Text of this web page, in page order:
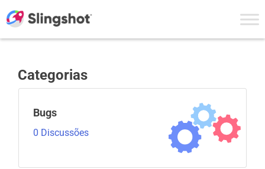
Categorias
Bugs
0 Discussões